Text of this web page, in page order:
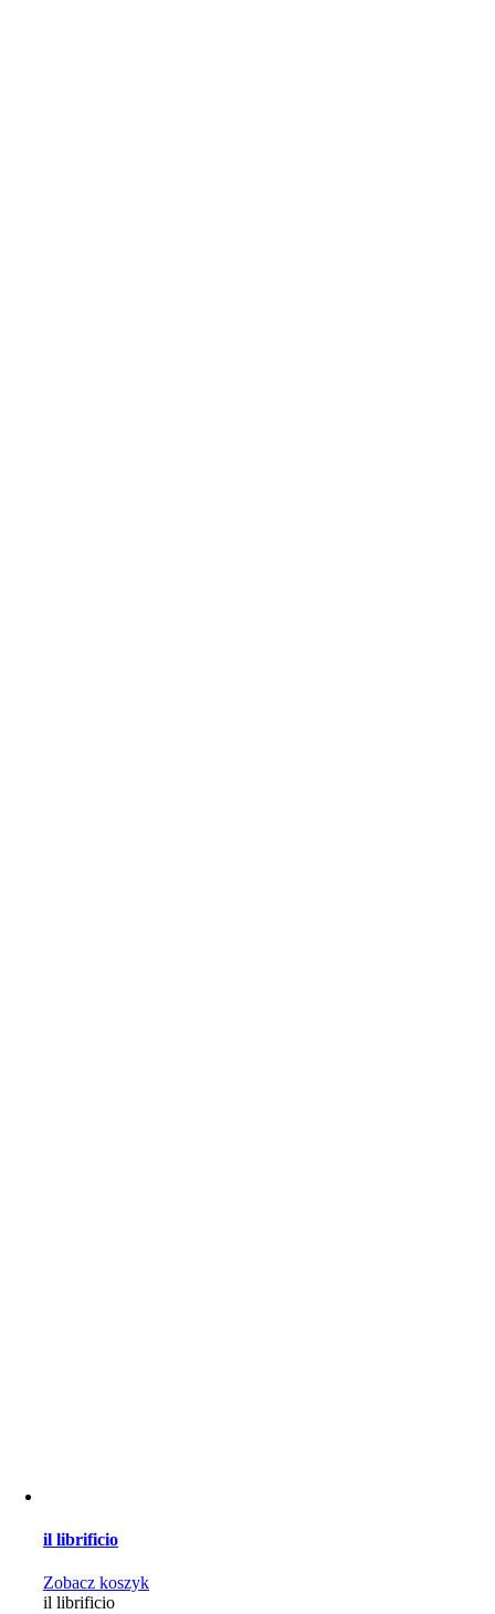
il librificio
Zobacz koszyk
il librificio